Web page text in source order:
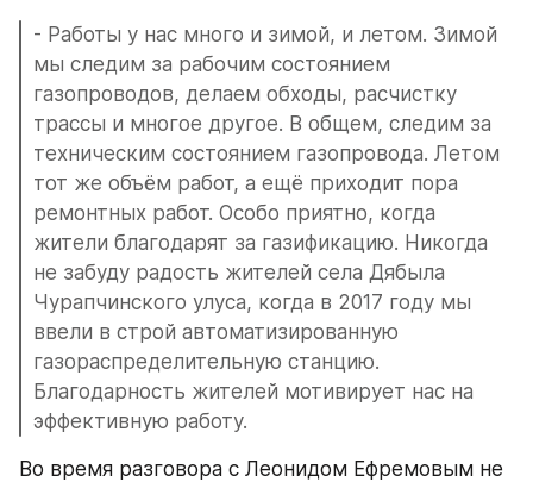
- Работы у нас много и зимой, и летом. Зимой
мы следим за рабочим состоянием
газопроводов, делаем обходы, расчистку
трассы и многое другое. В общем, следим за
техническим состоянием газопровода. Летом
тот же объём работ, а ещё приходит пора
ремонтных работ. Особо приятно, когда
жители благодарят за газификацию. Никогда
не забуду радость жителей села Дябыла
Чурапчинского улуса, когда в 2017 году мы
ввели в строй автоматизированную
газораспределительную станцию.
Благодарность жителей мотивирует нас на
эффективную работу.
Во время разговора с Леонидом Ефремовым не